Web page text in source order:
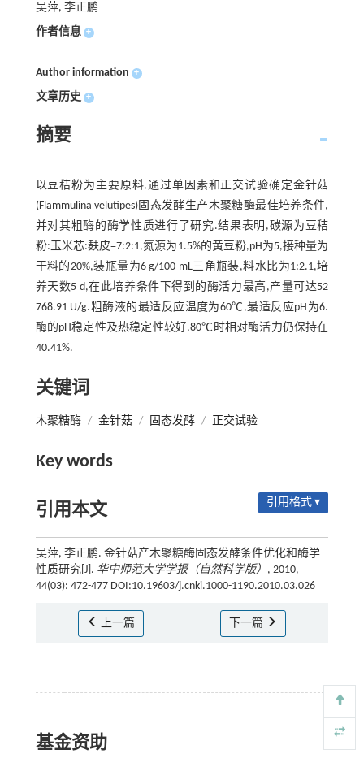
吴萍, 李正鹏
作者信息 +
Author information +
文章历史 +
摘要
以豆秸粉为主要原料,通过单因素和正交试验确定金针菇
(Flammulina velutipes)固态发酵生产木聚糖酶最佳培养条件,
并对其粗酶的酶学性质进行了研究.结果表明,碳源为豆秸
粉:玉米芯:麸皮=7:2:1,氮源为1.5%的黄豆粉,pH为5,接种量为
干料的20%,装瓶量为6 g/100 mL三角瓶装,料水比为1:2.1,培
养天数5 d,在此培养条件下得到的酶活力最高,产量可达52
768.91 U/g.粗酶液的最适反应温度为60℃,最适反应pH为6.
酶的pH稳定性及热稳定性较好,80℃时相对酶活力仍保持在
40.41%.
关键词
木聚糖酶 / 金针菇 / 固态发酵 / 正交试验
Key words
引用本文 引用格式 ▾
吴萍, 李正鹏. 金针菇产木聚糖酶固态发酵条件优化和酶学
性质研究[J]. 华中师范大学学报（自然科学版） , 2010,
44(03): 472-477 DOI:10.19603/j.cnki.1000-1190.2010.03.026
上一篇 下一篇
基金资助